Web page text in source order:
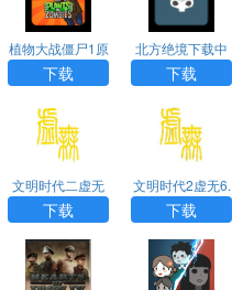
植物大战僵尸1原
版下载中文版
下载
北方绝境下载中
文版
下载
文明时代二虚无
中文版下载
下载
文明时代2虚无6.
0最新版
下载